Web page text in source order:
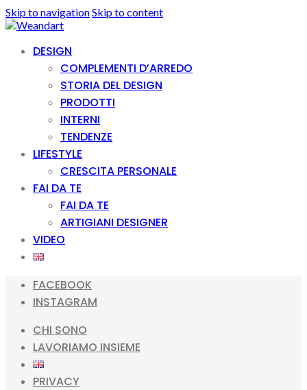
Skip to navigationSkip to content
DESIGN
COMPLEMENTI D’ARREDO
STORIA DEL DESIGN
PRODOTTI
INTERNI
TENDENZE
LIFESTYLE
CRESCITA PERSONALE
FAI DA TE
FAI DA TE
ARTIGIANI DESIGNER
VIDEO
FACEBOOK
INSTAGRAM
CHI SONO
LAVORIAMO INSIEME
PRIVACY